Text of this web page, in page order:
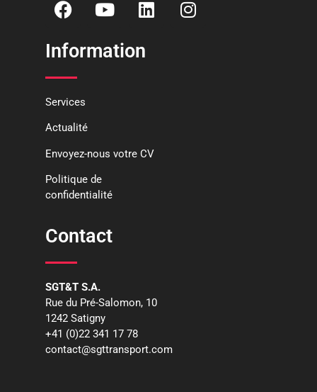
Information
Services
Actualité
Envoyez-nous votre CV
Politique de
confidentialité
Contact
SGT&T S.A.
Rue du Pré-Salomon, 10
1242 Satigny
+41 (0)22 341 17 78
contact@sgttransport.com